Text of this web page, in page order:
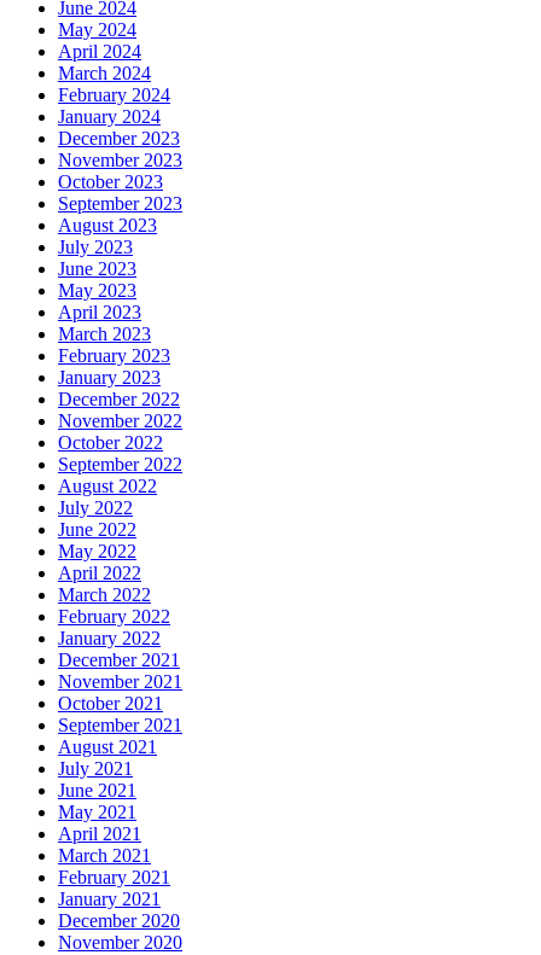
June 2024
May 2024
April 2024
March 2024
February 2024
January 2024
December 2023
November 2023
October 2023
September 2023
August 2023
July 2023
June 2023
May 2023
April 2023
March 2023
February 2023
January 2023
December 2022
November 2022
October 2022
September 2022
August 2022
July 2022
June 2022
May 2022
April 2022
March 2022
February 2022
January 2022
December 2021
November 2021
October 2021
September 2021
August 2021
July 2021
June 2021
May 2021
April 2021
March 2021
February 2021
January 2021
December 2020
November 2020